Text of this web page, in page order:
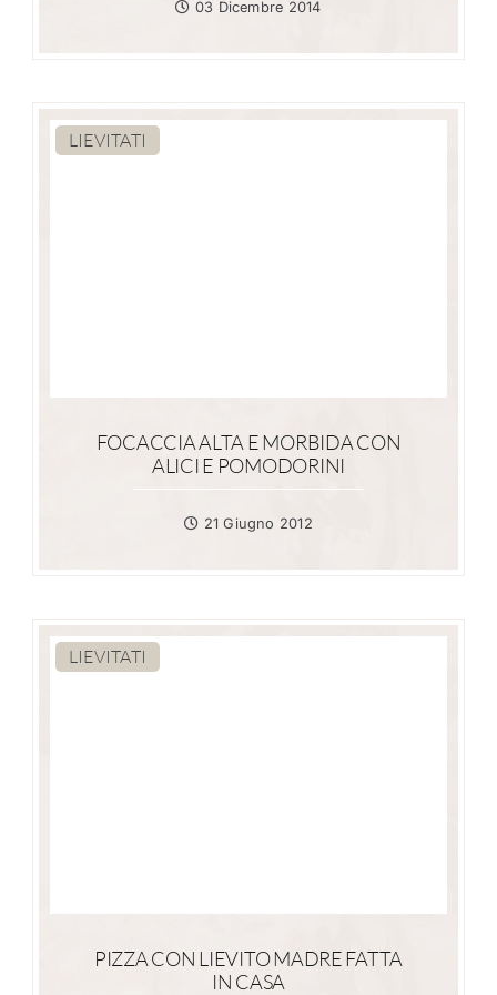
03 Dicembre 2014
LIEVITATI
FOCACCIA ALTA E MORBIDA CON
ALICI E POMODORINI
21 Giugno 2012
LIEVITATI
PIZZA CON LIEVITO MADRE FATTA
IN CASA